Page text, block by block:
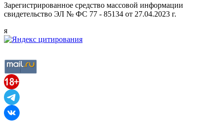
Зарегистрированное средство массовой информации
свидетельство ЭЛ № ФС 77 - 85134 от 27.04.2023 г.
я